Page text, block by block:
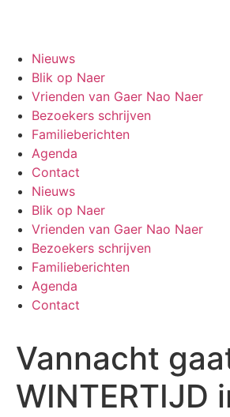
Nieuws
Blik op Naer
Vrienden van Gaer Nao Naer
Bezoekers schrijven
Familieberichten
Agenda
Contact
Nieuws
Blik op Naer
Vrienden van Gaer Nao Naer
Bezoekers schrijven
Familieberichten
Agenda
Contact
Vannacht
WINTERTIJD